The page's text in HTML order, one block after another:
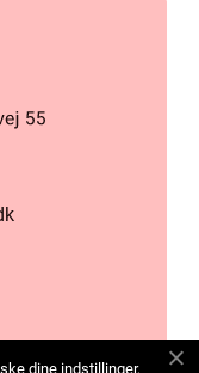
dine indstillinger,